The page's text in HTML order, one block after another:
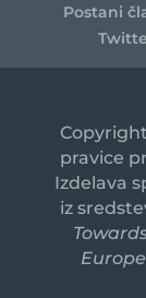
Postani
pravice
Izdelava
iz